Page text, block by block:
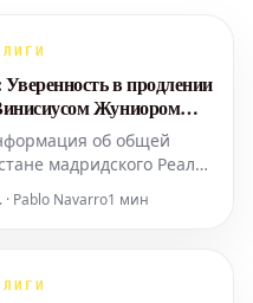
в продлении
Жуниором
об общей
мадридского Реала
будущего Винисиуса
Это стало известно
истечения
· Pablo Navarro1 мин